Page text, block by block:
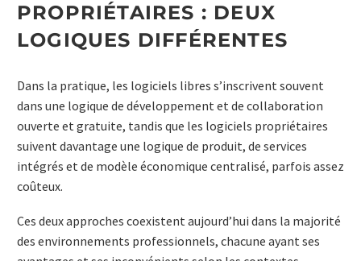
PROPRIÉTAIRES : DEUX
LOGIQUES DIFFÉRENTES
Dans la pratique, les logiciels libres s’inscrivent souvent
dans une logique de développement et de collaboration
ouverte et gratuite, tandis que les logiciels propriétaires
suivent davantage une logique de produit, de services
intégrés et de modèle économique centralisé, parfois assez
coûteux.
Ces deux approches coexistent aujourd’hui dans la majorité
des environnements professionnels, chacune ayant ses